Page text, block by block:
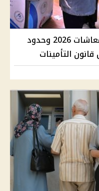
الفئات المستفيدة من زيادة المعاشات 2026 وحدود
التأمينات